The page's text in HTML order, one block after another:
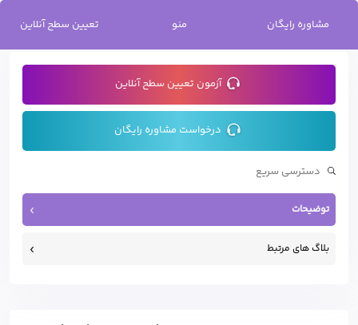
مشاوره رایگان منو تعیین سطح آنلاین / نقش و اهمیت بازی برای کلاس زبان کودکان
آزمون تعیین سطح آنلاین
درخواست مشاوره رایگان
توضیحات
بلاگ های مرتبط